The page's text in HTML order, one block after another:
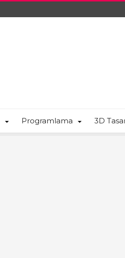
Programlama 3D